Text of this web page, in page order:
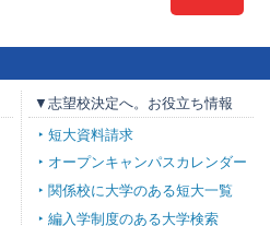
▼志望校決定へ。お役立ち情報
短大資料請求
オープンキャンパスカレンダー
関係校に大学のある短大一覧
編入学制度のある大学検索